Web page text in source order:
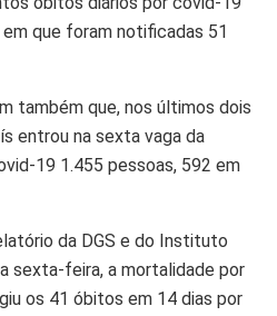
que foram notificadas 51
também que, nos últimos dois
entrou na sexta vaga da
19 1.455 pessoas, 592 em
da DGS e do Instituto
sexta-feira, a mortalidade por
os 41 óbitos em 14 dias por